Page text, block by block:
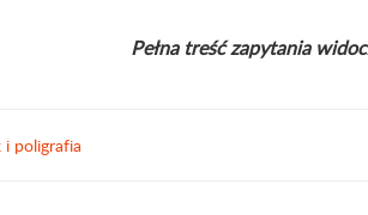
Pełna treść zapytania
i poligrafia